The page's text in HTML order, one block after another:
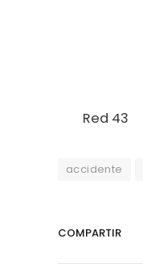
Red 43
accidente
COMPARTIR